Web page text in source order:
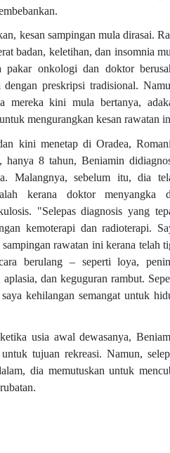
kesan sampingan mula dirasai.
badan, keletihan, dan insomnia
pakar onkologi dan doktor
preskripsi tradisional.
mereka kini mula bertanya,
mengurangkan kesan rawatan
kini menetap di Oradea,
hanya 8 tahun, Beniamin
Malangnya, sebelum itu, dia
kerana doktor menyangka
"Selepas diagnosis yang
kemoterapi dan radioterapi.
rawatan ini kerana telah
berulang – seperti loya,
dan keguguran rambut.
kehilangan semangat untuk
usia awal dewasanya,
tujuan rekreasi. Namun,
dia memutuskan untuk